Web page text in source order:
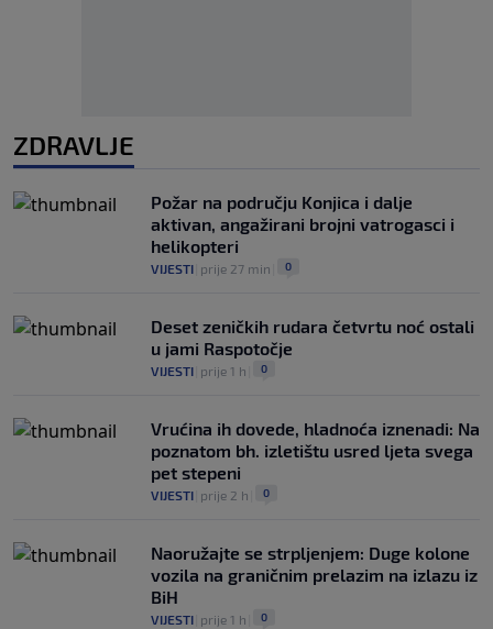
ZDRAVLJE
Požar na području Konjica i dalje
aktivan, angažirani brojni vatrogasci i
helikopteri
VIJESTI prije 27 min 0
Deset zeničkih rudara četvrtu noć ostali
u jami Raspotočje
VIJESTI prije 1 h 0
Vrućina ih dovede, hladnoća iznenadi: Na
poznatom bh. izletištu usred ljeta svega
pet stepeni
VIJESTI prije 2 h 0
Naoružajte se strpljenjem: Duge kolone
vozila na graničnim prelazim na izlazu iz
BiH
VIJESTI prije 1 h 0